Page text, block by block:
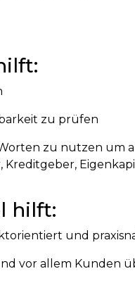
zu prüfen
zu nutzen um
hilft:
und
vor allem Kunden